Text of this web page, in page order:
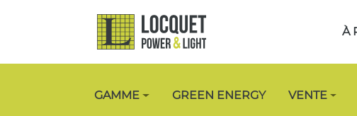
À
GAMME GREEN ENERGY VENTE